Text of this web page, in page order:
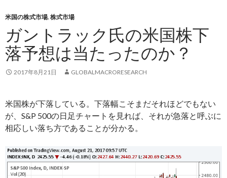
米国の株式市場, 株式市場
ガントラック氏の米国株下
落予想は当たったのか？
2017年8月21日 GLOBALMACRORESEARCH
米国株が下落している。下落幅こそまだそれほどでもない
が、S&P 500の日足チャートを見れば、それが急落と呼ぶに
相応しい落ち方であることが分かる。